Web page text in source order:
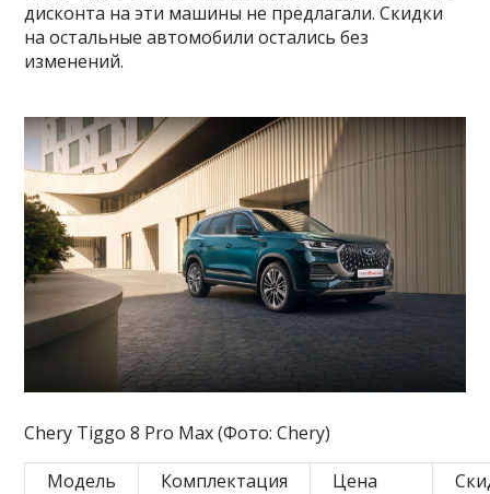
дисконта на эти машины не предлагали. Скидки
на остальные автомобили остались без
изменений.
Chery Tiggo 8 Pro Max (Фото: Chery)
Модель
Комплектация Цена